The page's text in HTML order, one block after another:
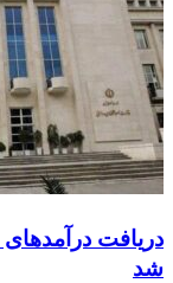
دریافت
شد